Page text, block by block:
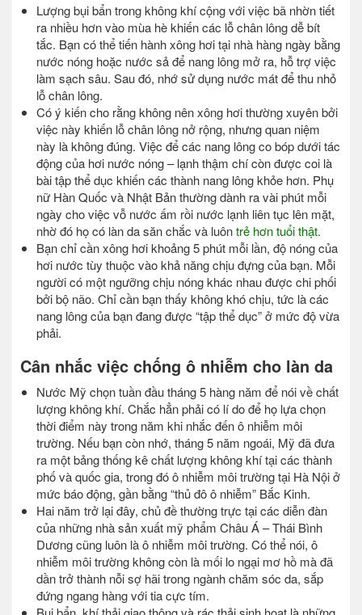
Lượng bụi bẩn trong không khí cộng với việc bã nhờn tiết
ra nhiều hơn vào mùa hè khiến các lỗ chân lông dễ bít
tắc. Bạn có thể tiến hành xông hơi tại nhà hàng ngày bằng
nước nóng hoặc nước sả để nang lông mở ra, hỗ trợ việc
làm sạch sâu. Sau đó, nhớ sử dụng nước mát để thu nhỏ
lỗ chân lông.
Có ý kiến cho rằng không nên xông hơi thường xuyên bởi
việc này khiến lỗ chân lông nở rộng, nhưng quan niệm
này là không đúng. Việc để các nang lông co bóp dưới tác
động của hơi nước nóng – lạnh thậm chí còn được coi là
bài tập thể dục khiến các thành nang lông khỏe hơn. Phụ
nữ Hàn Quốc và Nhật Bản thường dành ra vài phút mỗi
ngày cho việc vỗ nước ấm rồi nước lạnh liên tục lên mặt,
nhờ đó họ có làn da săn chắc và luôntrẻ hơn tuổi thật.
Bạn chỉ cần xông hơi khoảng 5 phút mỗi lần, độ nóng của
hơi nước tùy thuộc vào khả năng chịu đựng của bạn. Mỗi
người có một ngưỡng chịu nóng khác nhau được chi phối
bởi bộ não. Chỉ cần bạn thấy không khó chịu, tức là các
nang lông của bạn đang được “tập thể dục” ở mức độ vừa
phải.
Cân nhắc việc chống ô nhiễm cho làn da
Nước Mỹ chọn tuần đầu tháng 5 hàng năm để nói về chất
lượng không khí. Chắc hẳn phải có lí do để họ lựa chọn
thời điểm này trong năm khi nhắc đến ô nhiễm môi
trường. Nếu bạn còn nhớ, tháng 5 năm ngoái, Mỹ đã đưa
ra một bảng thống kê chất lượng không khí tại các thành
phố và quốc gia, trong đó ô nhiễm môi trường tại Hà Nội ở
mức báo động, gần bằng “thủ đô ô nhiễm” Bắc Kinh.
Hai năm trở lại đây, chủ đề thường trực tại các diễn đàn
của những nhà sản xuất mỹ phẩm Châu Á – Thái Bình
Dương cũng luôn là ô nhiễm môi trường. Có thể nói, ô
nhiễm môi trường không còn là mối lo ngại mơ hồ mà đã
dần trở thành nỗi sợ hãi trong ngành chăm sóc da, sắp
đứng ngang hàng với tia cực tím.